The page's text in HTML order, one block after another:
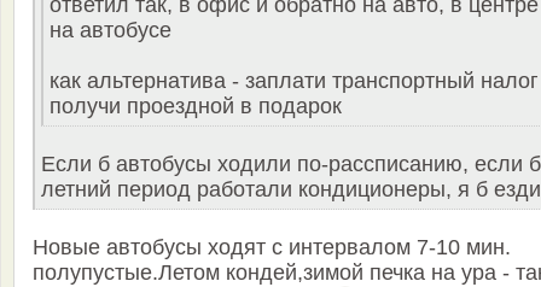
ответил так, в офис и обратно на авто, в
на автобусе
как альтернатива - заплати транспортный налог
получи проездной в подарок
Если б автобусы ходили по-рассписанию, если
летний период работали кондиционеры, я б
Новые автобусы ходят с интервалом 7-10 мин.
полупустые.Летом кондей,зимой печка на ура -